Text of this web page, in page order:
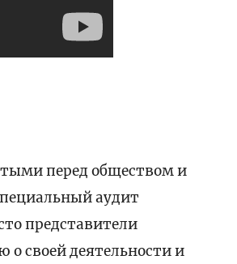
перед обществом и
аудит
представители
своей деятельности и